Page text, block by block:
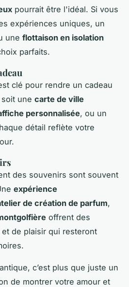
pourrait être l'idéal. Si vous
expériences uniques, un
une flottaison en isolation
parfaits.
clé pour rendre un cadeau
une carte de ville
personnalisée, ou un
détail reflète votre
des souvenirs sont souvent
expérience
de création de parfum,
offrent des
de plaisir qui resteront
c’est plus que juste un
de montrer votre amour et